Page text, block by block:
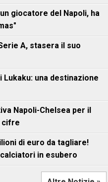
giocatore del Napoli, ha
A, stasera il suo
Lukaku: una destinazione
Napoli-Chelsea per il
cifre
di euro da tagliare!
in esubero